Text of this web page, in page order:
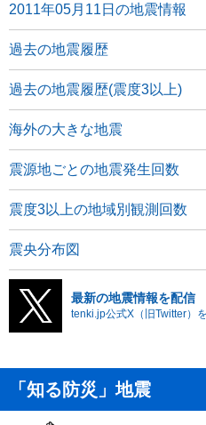
2011年05月11日の地震情報
過去の地震履歴
過去の地震履歴(震度3以上)
海外の大きな地震
震源地ごとの地震発生回数
震度3以上の地域別観測回数
震央分布図
最新の地震情報を配信
tenki.jp公式X（旧Twitter）
「知る防災」地震